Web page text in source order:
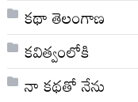
కథా తెలంగాణ
కవిత్వంలోకి
నా క‌థ‌తో నేను